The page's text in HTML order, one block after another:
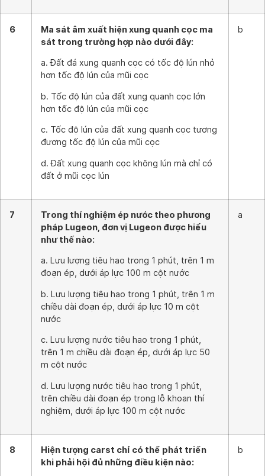
6
Ma sát âm xuất hiện xung quanh cọc ma
sát trong trường hợp nào dưới đây:
a. Đất đá xung quanh cọc có tốc độ lún nhỏ
hơn tốc độ lún của mũi cọc
b. Tốc độ lún của đất xung quanh cọc lớn
hơn tốc độ lún của mũi cọc
c. Tốc độ lún của đất xung quanh cọc tương
đương tốc độ lún của mũi cọc
d. Đất xung quanh cọc không lún mà chỉ có
đất ở mũi cọc lún
b
7
Trong thí nghiệm ép nước theo phương
pháp Lugeon, đơn vị Lugeon được hiểu
như thế nào:
a. Lưu lượng tiêu hao trong 1 phút, trên 1 m
đoạn ép, dưới áp lực 100 m cột nước
b. Lưu lượng tiêu hao trong 1 phút, trên 1 m
chiều dài đoạn ép, dưới áp lực 10 m cột
nước
c. Lưu lượng nước tiêu hao trong 1 phút,
trên 1 m chiều dài đoạn ép, dưới áp lực 50
m cột nước
d. Lưu lượng nước tiêu hao trong 1 phút,
trên chiều dài đoạn ép trong lỗ khoan thí
nghiệm, dưới áp lực 100 m cột nước
a
8
Hiện tượng carst chỉ có thể phát triển
khi phải hội đủ những điều kiện nào:
b